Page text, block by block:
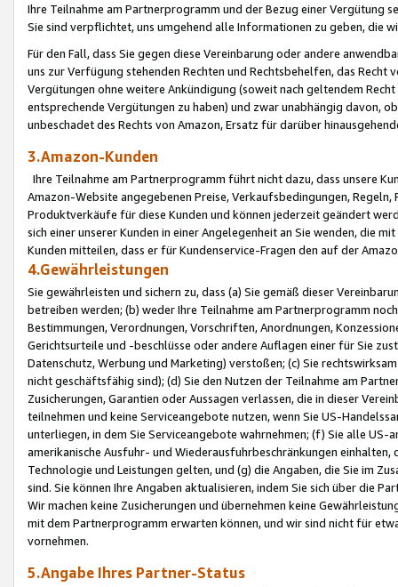
Ihre Teilnahme am Partnerprogramm und der Bezug einer Vergütung
Sie sind verpflichtet, uns umgehend alle Informationen zu geben, die
Für den Fall, dass Sie gegen diese Vereinbarung oder andere
uns zur Verfügung stehenden Rechten und Rechtsbehelfen, das
Vergütungen ohne weitere Ankündigung (soweit nach geltendem
entsprechende Vergütungen zu haben) und zwar unabhängig davon,
unbeschadet des Rechts von Amazon, Ersatz für darüber
3.Amazon-Kunden
Ihre Teilnahme am Partnerprogramm führt nicht dazu, dass unsere
Amazon-Website angegebenen Preise, Verkaufsbedingungen,
Produktverkäufe für diese Kunden und können jederzeit geändert
sich einer unserer Kunden in einer Angelegenheit an Sie wenden, die
Kunden mitteilen, dass er für Kundenservice-Fragen den auf der
4.Gewährleistungen
Sie gewährleisten und sichern zu, dass (a) Sie gemäß dieser
betreiben werden; (b) weder Ihre Teilnahme am Partnerprogramm
Bestimmungen, Verordnungen, Vorschriften, Anordnungen,
Gerichtsurteile und -beschlüsse oder andere Auflagen einer für Sie
Datenschutz, Werbung und Marketing) verstoßen; (c) Sie
nicht geschäftsfähig sind); (d) Sie den Nutzen der Teilnahme am
Zusicherungen, Garantien oder Aussagen verlassen, die in dieser
teilnehmen und keine Serviceangebote nutzen, wenn Sie US-
unterliegen, in dem Sie Serviceangebote wahrnehmen; (f) Sie alle
amerikanische Ausfuhr- und Wiederausfuhrbeschränkungen
Technologie und Leistungen gelten, und (g) die Angaben, die Sie im
sind. Sie können Ihre Angaben aktualisieren, indem Sie sich über die
Wir machen keine Zusicherungen und übernehmen keine
mit dem Partnerprogramm erwarten können, und wir sind nicht für
vornehmen.
5.Angabe Ihres Partner-Status